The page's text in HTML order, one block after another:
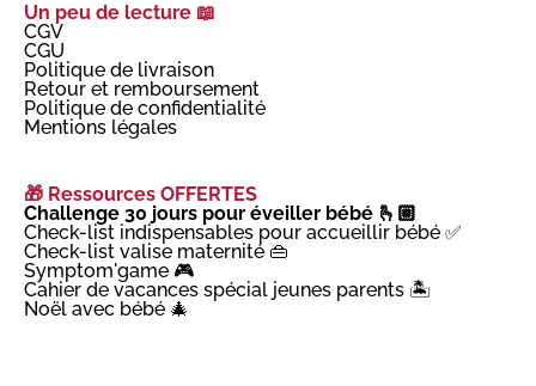
Un peu de lecture 📖
CGV
CGU
Politique de livraison
Retour et remboursement
Politique de confidentialité
Mentions légales
🎁 Ressources OFFERTES
Challenge 30 jours pour éveiller bébé 🫰🏼
Check-list indispensables pour accueillir bébé ✅
Check-list valise maternité 👜
Symptom'game 🎮
Cahier de vacances spécial jeunes parents 🏝️
Noël avec bébé 🎄